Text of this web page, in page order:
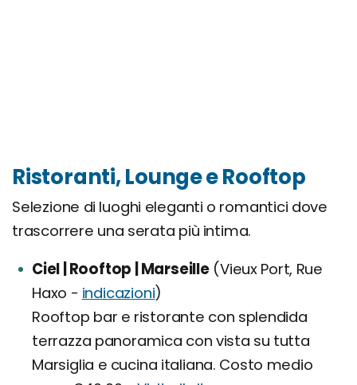
Ristoranti, Lounge e Rooftop
Selezione di luoghi eleganti o romantici dove
trascorrere una serata più intima.
Ciel | Rooftop | Marseille(Vieux Port, Rue
Haxo - indicazioni)
Rooftop bar e ristorante con splendida
terrazza panoramica con vista su tutta
Marsiglia e cucina italiana. Costo medio